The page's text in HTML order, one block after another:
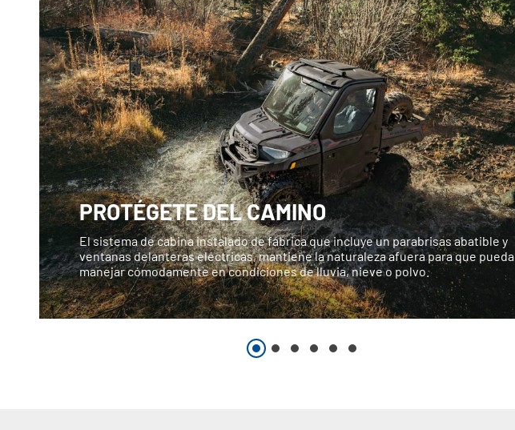
PROTÉGETE DEL CAMINO
El sistema de cabina instalado de fábrica que incluye un parabrisas abatible y
ventanas delanteras eléctricas, mantiene la naturaleza afuera para que pueda
manejar cómodamente en condiciones de lluvia, nieve o polvo.